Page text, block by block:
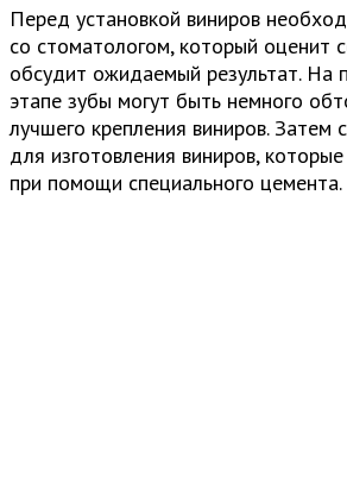
Перед установкой виниров
со стоматологом, который оценит
обсудит ожидаемый результат. На
этапе зубы могут быть немного
лучшего крепления виниров. Затем
для изготовления виниров,
при помощи специального цемента.